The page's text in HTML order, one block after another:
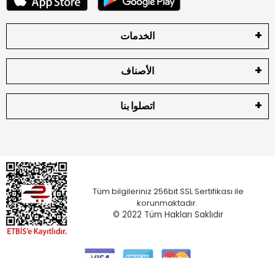
الخدمات
الأصناف
اتصلوا بنا
Tüm bilgileriniz 256bit SSL Sertifikası ile
korunmaktadır.
© 2022 Tüm Hakları Saklıdır